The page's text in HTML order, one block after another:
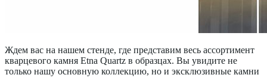
Ждем вас на нашем стенде, где представим весь ассортимент
кварцевого камня Etna Quartz в образцах. Вы увидите не
только нашу основную коллекцию, но и эксклюзивные камни